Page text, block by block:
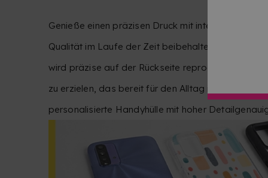
Genieße einen präzisen Druck mit intensiven und
Qualität im Laufe der Zeit beibehalten. Jedes
wird präzise auf der Rückseite reproduziert, um
zu erzielen, das bereit für den Alltag ist. Das
personalisierte Handyhülle mit hoher